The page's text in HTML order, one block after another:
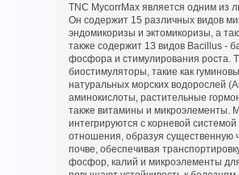
TNC MycorrMax является одним из
Он содержит 15 различных видов
эндомикоризы и эктомикоризы, а
также содержит 13 видов Bacillus -
фосфора и стимулирования роста.
биостимуляторы, такие как
натуральных морских водорослей
аминокислоты, растительные
также витамины и микроэлементы.
интегрируются с корневой
отношения, образуя существенную
почве, обеспечивая
фосфор, калий и микроэлементы